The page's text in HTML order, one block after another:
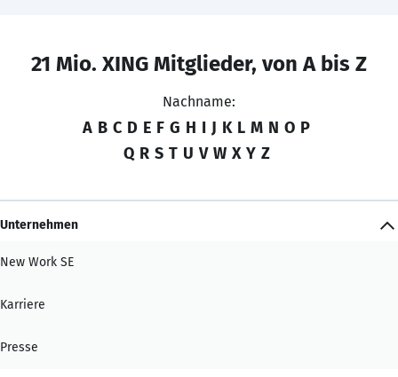
21 Mio. XING Mitglieder, von A bis Z
Nachname:
A B C D E F G H I J K L M N O P
Q R S T U V W X Y Z
Unternehmen
New Work SE
Karriere
Presse